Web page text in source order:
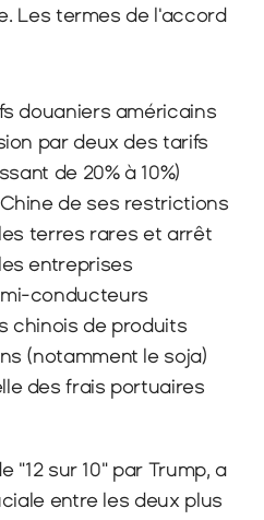
Les termes de l'accord
douaniers américains
par deux des tarifs
de 20% à 10%)
de ses restrictions
terres rares et arrêt
entreprises
conducteurs
chinois de produits
(notamment le soja)
des frais portuaires
"12 sur 10" par Trump, a
entre les deux plus